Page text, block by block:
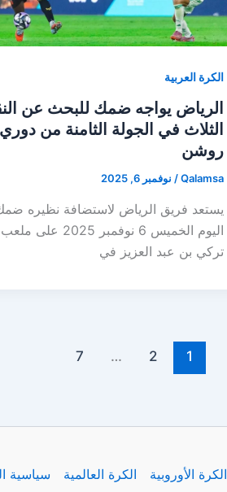
الكرة العربية
الرياض يواجه ضمك للبحث عن
الثلاث في الجولة الثامنة من دوري
روشن
Qalamsa
/ نوفمبر 6, 2025
يستعد فريق الرياض لاستضافة نظيره
اليوم الخميس 6 نوفمبر 2025
تركي بن عبد العزيز في
1
2
…
7
الكرة الأوروبية الكرة العالمية سياسية